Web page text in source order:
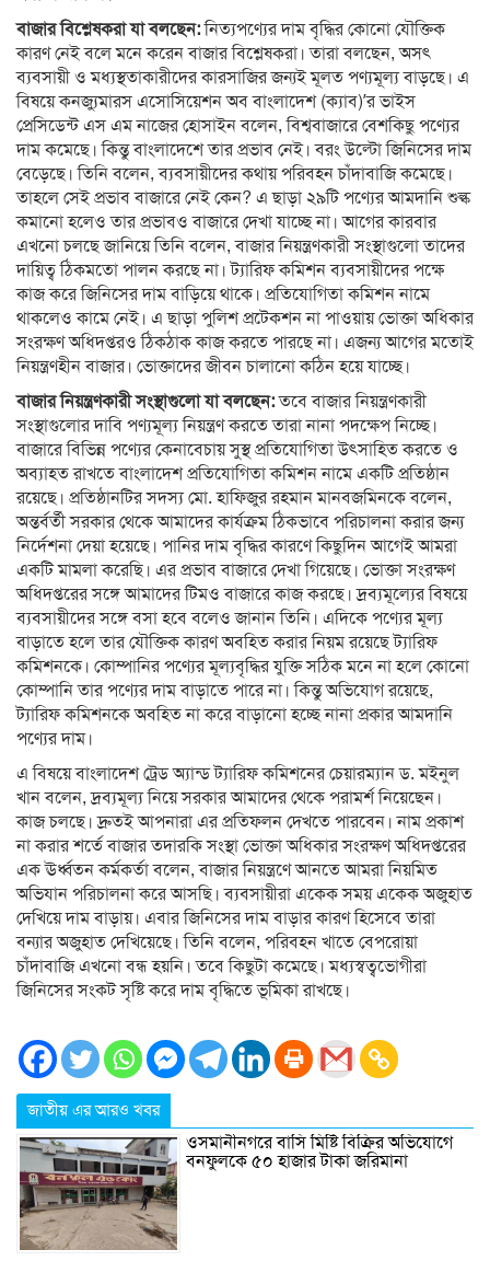
বাজার বিশ্লেষকরা যা বলছেন:নিত্যপণ্যের দাম বৃদ্ধির কোনো যৌক্তিক
কারণ নেই বলে মনে করেন বাজার বিশ্লেষকরা। তারা বলছেন, অসৎ
ব্যবসায়ী ও মধ্যস্থতাকারীদের কারসাজির জন্যই মূলত পণ্যমূল্য বাড়ছে। এ
বিষয়ে কনজ্যুমারস এসোসিয়েশন অব বাংলাদেশ (ক্যাব)’র ভাইস
প্রেসিডেন্ট এস এম নাজের হোসাইন বলেন, বিশ্ববাজারে বেশকিছু পণ্যের
দাম কমেছে। কিন্তু বাংলাদেশে তার প্রভাব নেই। বরং উল্টো জিনিসের দাম
বেড়েছে। তিনি বলেন, ব্যবসায়ীদের কথায় পরিবহন চাঁদাবাজি কমেছে।
তাহলে সেই প্রভাব বাজারে নেই কেন? এ ছাড়া ২৯টি পণ্যের আমদানি শুল্ক
কমানো হলেও তার প্রভাবও বাজারে দেখা যাচ্ছে না। আগের কারবার
এখনো চলছে জানিয়ে তিনি বলেন, বাজার নিয়ন্ত্রণকারী সংস্থাগুলো তাদের
দায়িত্ব ঠিকমতো পালন করছে না। ট্যারিফ কমিশন ব্যবসায়ীদের পক্ষে
কাজ করে জিনিসের দাম বাড়িয়ে থাকে। প্রতিযোগিতা কমিশন নামে
থাকলেও কামে নেই। এ ছাড়া পুলিশ প্রটেকশন না পাওয়ায় ভোক্তা অধিকার
সংরক্ষণ অধিদপ্তরও ঠিকঠাক কাজ করতে পারছে না। এজন্য আগের মতোই
নিয়ন্ত্রণহীন বাজার। ভোক্তাদের জীবন চালানো কঠিন হয়ে যাচ্ছে।
বাজার নিয়ন্ত্রণকারী সংস্থাগুলো যা বলছেন:তবে বাজার নিয়ন্ত্রণকারী
সংস্থাগুলোর দাবি পণ্যমূল্য নিয়ন্ত্রণ করতে তারা নানা পদক্ষেপ নিচ্ছে।
বাজারে বিভিন্ন পণ্যের কেনাবেচায় সুস্থ প্রতিযোগিতা উৎসাহিত করতে ও
অব্যাহত রাখতে বাংলাদেশ প্রতিযোগিতা কমিশন নামে একটি প্রতিষ্ঠান
রয়েছে। প্রতিষ্ঠানটির সদস্য মো. হাফিজুর রহমান মানবজমিনকে বলেন,
অন্তর্বর্তী সরকার থেকে আমাদের কার্যক্রম ঠিকভাবে পরিচালনা করার জন্য
নির্দেশনা দেয়া হয়েছে। পানির দাম বৃদ্ধির কারণে কিছুদিন আগেই আমরা
একটি মামলা করেছি। এর প্রভাব বাজারে দেখা গিয়েছে। ভোক্তা সংরক্ষণ
অধিদপ্তরের সঙ্গে আমাদের টিমও বাজারে কাজ করছে। দ্রব্যমূল্যের বিষয়ে
ব্যবসায়ীদের সঙ্গে বসা হবে বলেও জানান তিনি। এদিকে পণ্যের মূল্য
বাড়াতে হলে তার যৌক্তিক কারণ অবহিত করার নিয়ম রয়েছে ট্যারিফ
কমিশনকে। কোম্পানির পণ্যের মূল্যবৃদ্ধির যুক্তি সঠিক মনে না হলে কোনো
কোম্পানি তার পণ্যের দাম বাড়াতে পারে না। কিন্তু অভিযোগ রয়েছে,
ট্যারিফ কমিশনকে অবহিত না করে বাড়ানো হচ্ছে নানা প্রকার আমদানি
পণ্যের দাম।
এ বিষয়ে বাংলাদেশ ট্রেড অ্যান্ড ট্যারিফ কমিশনের চেয়ারম্যান ড. মইনুল
খান বলেন, দ্রব্যমূল্য নিয়ে সরকার আমাদের থেকে পরামর্শ নিয়েছেন।
কাজ চলছে। দ্রুতই আপনারা এর প্রতিফলন দেখতে পারবেন। নাম প্রকাশ
না করার শর্তে বাজার তদারকি সংস্থা ভোক্তা অধিকার সংরক্ষণ অধিদপ্তরের
এক ঊর্ধ্বতন কর্মকর্তা বলেন, বাজার নিয়ন্ত্রণে আনতে আমরা নিয়মিত
অভিযান পরিচালনা করে আসছি। ব্যবসায়ীরা একেক সময় একেক অজুহাত
দেখিয়ে দাম বাড়ায়। এবার জিনিসের দাম বাড়ার কারণ হিসেবে তারা
বন্যার অজুহাত দেখিয়েছে। তিনি বলেন, পরিবহন খাতে বেপরোয়া
চাঁদাবাজি এখনো বন্ধ হয়নি। তবে কিছুটা কমেছে। মধ্যস্বত্বভোগীরা
জিনিসের সংকট সৃষ্টি করে দাম বৃদ্ধিতে ভূমিকা রাখছে।
জাতীয় এর আরও খবর
ওসমানীনগরে বাসি মিষ্টি বিক্রির অভিযোগে
বনফুলকে ৫০ হাজার টাকা জরিমানা